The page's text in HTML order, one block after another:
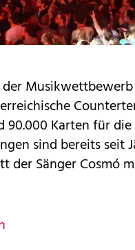
der
90.000 Karten für
sind bereits seit
der Sänger Cosmó